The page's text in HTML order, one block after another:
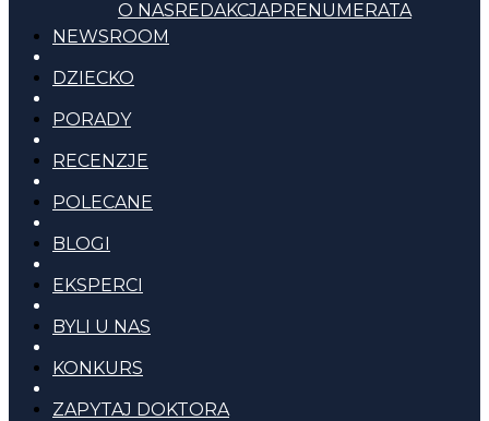
O NASREDAKCJAPRENUMERATA
NEWSROOM
DZIECKO
PORADY
RECENZJE
POLECANE
BLOGI
EKSPERCI
BYLI U NAS
KONKURS
ZAPYTAJ DOKTORA